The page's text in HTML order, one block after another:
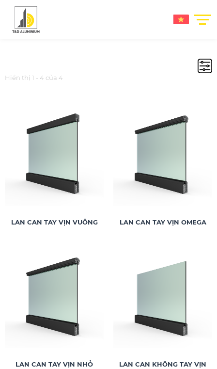
Hiển thị 1 - 4 của 4
LAN CAN TAY VỊN VUÔNG LAN CAN TAY VỊN OMEGA
LAN CAN TAY VỊN NHỎ LAN CAN KHÔNG TAY VỊN